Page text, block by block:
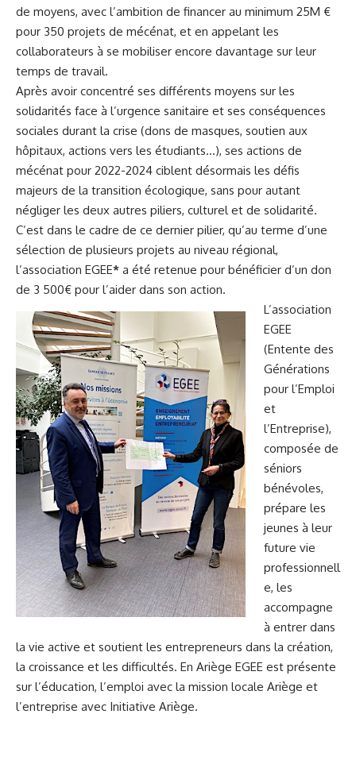
de moyens, avec l’ambition de financer au minimum 25M €
pour 350 projets de mécénat, et en appelant les
collaborateurs à se mobiliser encore davantage sur leur
temps de travail.
Après avoir concentré ses différents moyens sur les
solidarités face à l’urgence sanitaire et ses conséquences
sociales durant la crise (dons de masques, soutien aux
hôpitaux, actions vers les étudiants…), ses actions de
mécénat pour 2022-2024 ciblent désormais les défis
majeurs de la transition écologique, sans pour autant
négliger les deux autres piliers, culturel et de solidarité.
C’est dans le cadre de ce dernier pilier, qu’au terme d’une
sélection de plusieurs projets au niveau régional,
l’association EGEE* a été retenue pour bénéficier d’un don
de 3 500€ pour l’aider dans son action.
L’association
EGEE
(Entente des
Générations
pour l’Emploi
et
l’Entreprise),
composée de
séniors
bénévoles,
prépare les
jeunes à leur
future vie
professionnell
e, les
accompagne
à entrer dans
la vie active et soutient les entrepreneurs dans la création,
la croissance et les difficultés. En Ariège EGEE est présente
sur l’éducation, l’emploi avec la mission locale Ariège et
l’entreprise avec Initiative Ariège.